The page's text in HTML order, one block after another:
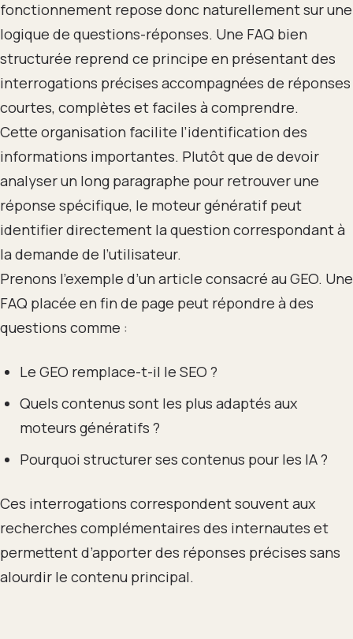
fonctionnement repose donc naturellement sur une
logique de questions-réponses. Une FAQ bien
structurée reprend ce principe en présentant des
interrogations précises accompagnées de réponses
courtes, complètes et faciles à comprendre.
Cette organisation facilite l’identification des
informations importantes. Plutôt que de devoir
analyser un long paragraphe pour retrouver une
réponse spécifique, le moteur génératif peut
identifier directement la question correspondant à
la demande de l’utilisateur.
Prenons l’exemple d’un article consacré au GEO. Une
FAQ placée en fin de page peut répondre à des
questions comme :
Le GEO remplace-t-il le SEO ?
Quels contenus sont les plus adaptés aux
moteurs génératifs ?
Pourquoi structurer ses contenus pour les IA ?
Ces interrogations correspondent souvent aux
recherches complémentaires des internautes et
permettent d’apporter des réponses précises sans
alourdir le contenu principal.